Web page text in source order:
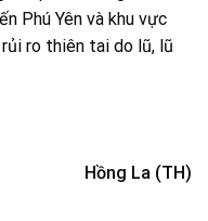
Phú Yên và khu vực
rủi ro thiên tai do lũ, lũ
Hồng La (TH)